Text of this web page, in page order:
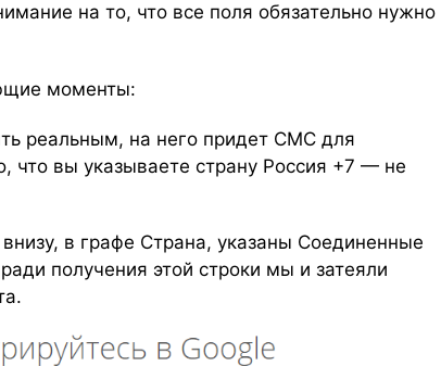
на то, что все поля обязательно нужно
моменты:
реальным, на него придет СМС для
что вы указываете страну Россия +7 — не
в графе Страна, указаны Соединенные
получения этой строки мы и затеяли